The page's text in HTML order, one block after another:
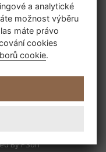
ByPSoIT
a analytické
možnost výběru
máte právo
cookies
cookie.